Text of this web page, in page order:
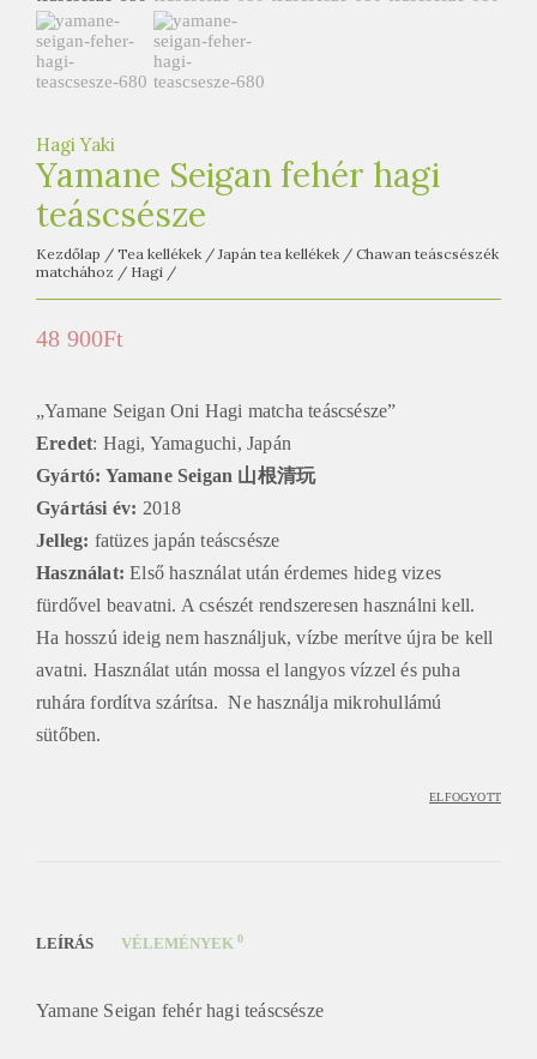
t
e
h
á
z
Hagi Yaki
Yamane Seigan fehér hagi
teáscsésze
Kezdőlap / Tea kellékek /Japán tea kellékek / Chawan teáscsészék
matchához / Hagi /
48 900Ft
„Yamane Seigan Oni Hagi matcha teáscsésze”
Eredet: Hagi, Yamaguchi, Japán
Gyártó: Yamane Seigan 山根清玩
Gyártási év: 2018
Jelleg: fatüzes japán teáscsésze
Használat:Első használat után érdemes hideg vizes
fürdővel beavatni. A csészét rendszeresen használni kell.
Ha hosszú ideig nem használjuk, vízbe merítve újra be kell
avatni. Használat után mossa el langyos vízzel és puha
ruhára fordítva szárítsa. Ne használja mikrohullámú
sütőben.
ELFOGYOTT
LEÍRÁS VÉLEMÉNYEK 0
Yamane Seigan fehér hagi teáscsésze